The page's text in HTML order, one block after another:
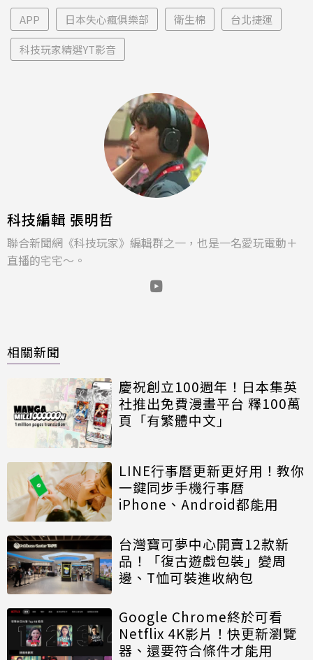
APP 日本失心瘋俱樂部 衛生棉 台北捷運
科技玩家精選YT影音
科技編輯 張明哲
聯合新聞網《科技玩家》編輯群之一，也是一名愛玩電動＋
直播的宅宅～。
相關新聞
慶祝創立100週年！日本集英
社推出免費漫畫平台 釋100萬
頁「有繁體中文」
LINE行事曆更新更好用！教你
一鍵同步手機行事曆
iPhone、Android都能用
台灣寶可夢中心開賣12款新
品！「復古遊戲包裝」變周
邊、T恤可裝進收納包
Google Chrome終於可看
Netflix 4K影片！快更新瀏覽
器、還要符合條件才能用